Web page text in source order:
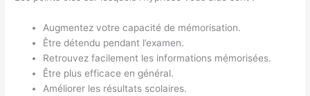
Augmentez votre capacité de mémorisation.
Être détendu pendant l’examen.
Retrouvez facilement les informations mémorisées.
Être plus efficace en général.
Améliorer les résultats scolaires.